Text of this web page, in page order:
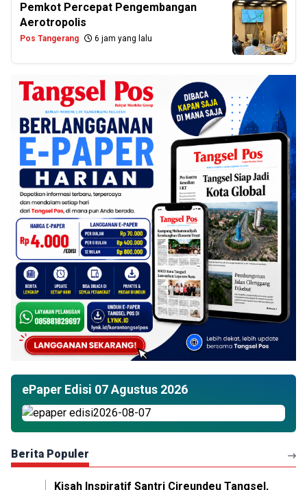
Pemkot Percepat Pengembangan
Aerotropolis
Pos Tangerang 6 jam yang lalu
ePaper Edisi 07 Agustus 2026
Berita Populer
Kisah Inspiratif Santri Cireundeu Tangsel,